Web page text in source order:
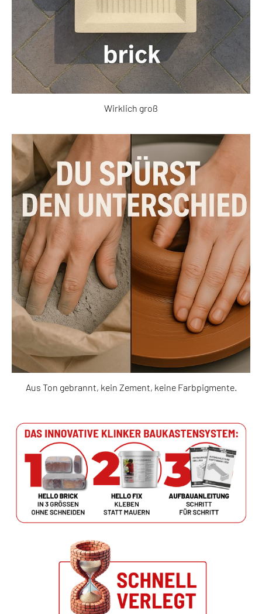
Wirklich groß
Aus Ton gebrannt, kein Zement, keine Farbpigmente.